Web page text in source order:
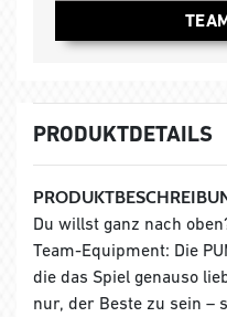
PRODUKTDETAILS
Du willst ganz nach
Team-Equipment: Die
die das Spiel genauso
nur, der Beste zu sein –